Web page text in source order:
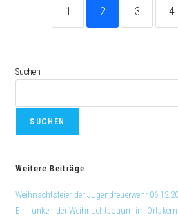
1 2 3 4
Suchen
SUCHEN
Weitere Beiträge
Weihnachtsfeier der Jugendfeuerwehr
Ein funkelnder Weihnachtsbaum im